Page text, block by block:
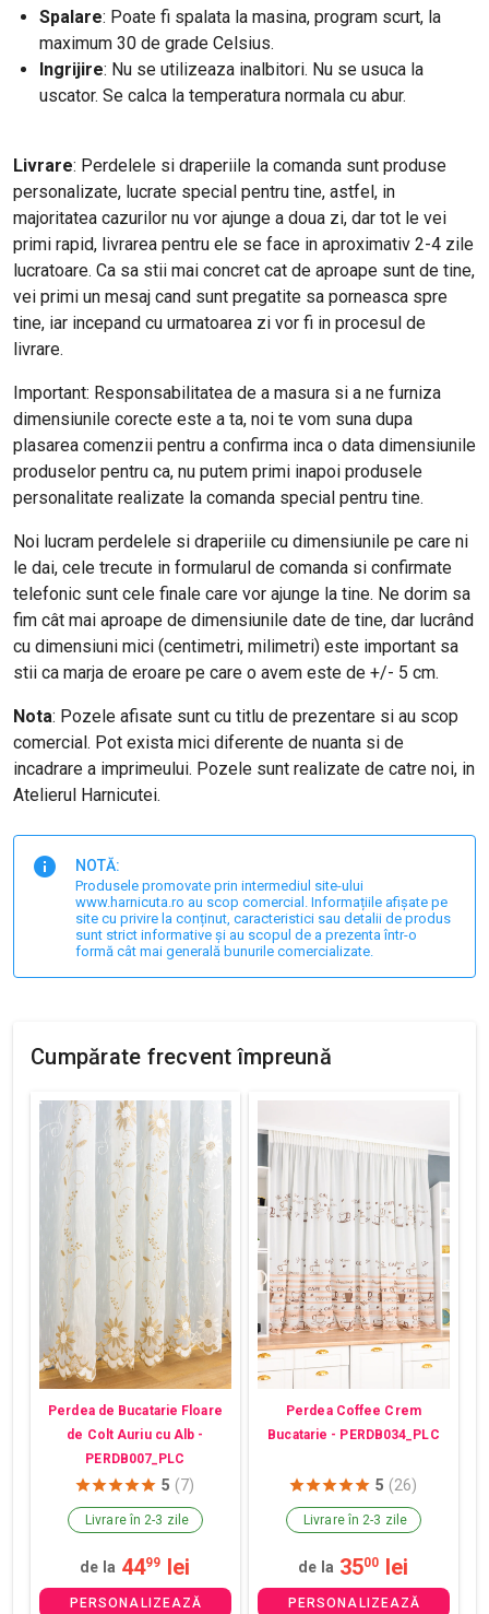
Spalare: Poate fi spalata la masina, program scurt, la
maximum 30 de grade Celsius.
Ingrijire: Nu se utilizeaza inalbitori. Nu se usuca la
uscator. Se calca la temperatura normala cu abur.
Livrare: Perdelele si draperiile la comanda sunt produse
personalizate, lucrate special pentru tine, astfel, in
majoritatea cazurilor nu vor ajunge a doua zi, dar tot le vei
primi rapid, livrarea pentru ele se face in aproximativ 2-4 zile
lucratoare. Ca sa stii mai concret cat de aproape sunt de tine,
vei primi un mesaj cand sunt pregatite sa porneasca spre
tine, iar incepand cu urmatoarea zi vor fi in procesul de
livrare.
Important: Responsabilitatea de a masura si a ne furniza
dimensiunile corecte este a ta, noi te vom suna dupa
plasarea comenzii pentru a confirma inca o data dimensiunile
produselor pentru ca, nu putem primi inapoi produsele
personalitate realizate la comanda special pentru tine.
Noi lucram perdelele si draperiile cu dimensiunile pe care ni
le dai, cele trecute in formularul de comanda si confirmate
telefonic sunt cele finale care vor ajunge la tine. Ne dorim sa
fim cât mai aproape de dimensiunile date de tine, dar lucrând
cu dimensiuni mici (centimetri, milimetri) este important sa
stii ca marja de eroare pe care o avem este de +/- 5 cm.
Nota: Pozele afisate sunt cu titlu de prezentare si au scop
comercial. Pot exista mici diferente de nuanta si de
incadrare a imprimeului. Pozele sunt realizate de catre noi, in
Atelierul Harnicutei.
NOTĂ:
Produsele promovate prin intermediul site-ului
www.harnicuta.ro au scop comercial. Informațiile afișate pe
site cu privire la conținut, caracteristici sau detalii de produs
sunt strict informative și au scopul de a prezenta într-o
formă cât mai generală bunurile comercializate.
Cumpărate frecvent împreună
Perdea de Bucatarie Floare
de Colt Auriu cu Alb -
PERDB007_PLC
5 (7)
Livrare în 2-3 zile
de la 4499 lei
PERSONALIZEAZĂ
Perdea Coffee Crem
Bucatarie - PERDB034_PLC
5 (26)
Livrare în 2-3 zile
de la 3500 lei
PERSONALIZEAZĂ